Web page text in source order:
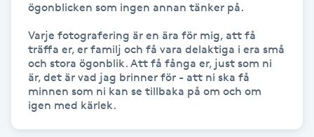
Fransförlängning Megavolym
Fransförlängning Volym
Fransk manikyr
Fransrengöring
ögonblicken som ingen annan tänker på.
Varje fotografering är en ära för mig, att få
träffa er, er familj och få vara delaktiga i era små
och stora ögonblik. Att få fånga er, just som ni
är, det är vad jag brinner för - att ni ska få
minnen som ni kan se tillbaka på om och om
igen med kärlek.